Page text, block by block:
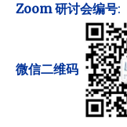
Zoom 研讨会编号:
微信二维码